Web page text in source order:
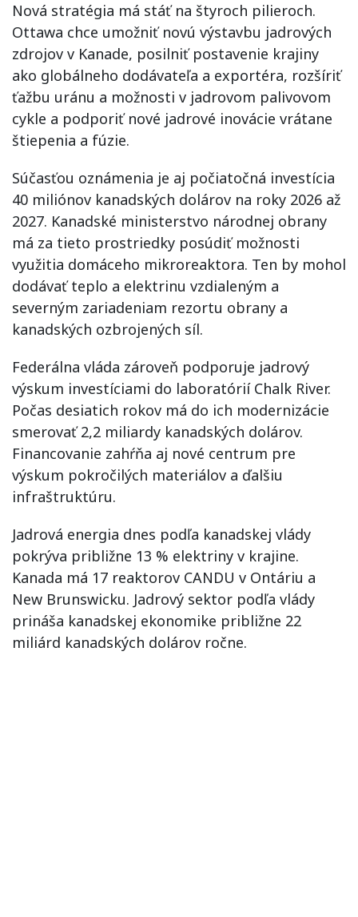
Nová stratégia má stáť na štyroch pilieroch.
Ottawa chce umožniť novú výstavbu jadrových
zdrojov v Kanade, posilniť postavenie krajiny
ako globálneho dodávateľa a exportéra, rozšíriť
ťažbu uránu a možnosti v jadrovom palivovom
cykle a podporiť nové jadrové inovácie vrátane
štiepenia a fúzie.
Súčasťou oznámenia je aj počiatočná investícia
40 miliónov kanadských dolárov na roky 2026 až
2027. Kanadské ministerstvo národnej obrany
má za tieto prostriedky posúdiť možnosti
využitia domáceho mikroreaktora. Ten by mohol
dodávať teplo a elektrinu vzdialeným a
severným zariadeniam rezortu obrany a
kanadských ozbrojených síl.
Federálna vláda zároveň podporuje jadrový
výskum investíciami do laboratórií Chalk River.
Počas desiatich rokov má do ich modernizácie
smerovať 2,2 miliardy kanadských dolárov.
Financovanie zahŕňa aj nové centrum pre
výskum pokročilých materiálov a ďalšiu
infraštruktúru.
Jadrová energia dnes podľa kanadskej vlády
pokrýva približne 13 % elektriny v krajine.
Kanada má 17 reaktorov CANDU v Ontáriu a
New Brunswicku. Jadrový sektor podľa vlády
prináša kanadskej ekonomike približne 22
miliárd kanadských dolárov ročne.